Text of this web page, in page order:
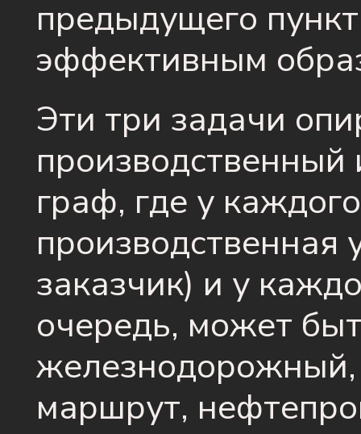
предыдущего
эффективным
Эти три задачи
производственный
граф, где у
производственная
заказчик) и у
очередь, может
маршрут,